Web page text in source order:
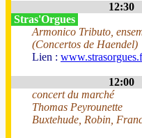
12:30
Stras'Orgues
Armonico Tributo,
(Concertos de Haendel)
Lien :
12:00
concert du marché
Thomas Peyrounette
Buxtehude, Robin,